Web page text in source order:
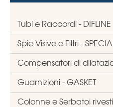
Tubi e Raccordi - DIFLINE
Spie Visive e Filtri -
Compensatori di
Guarnizioni - GASKET
Colonne e Serbatoi